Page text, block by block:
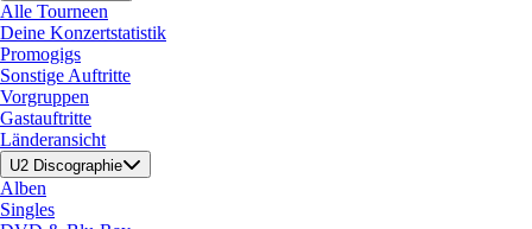
Alle Tourneen
Deine Konzertstatistik
Promogigs
Sonstige Auftritte
Vorgruppen
Gastauftritte
Länderansicht
U2 Discographie
Alben
Singles